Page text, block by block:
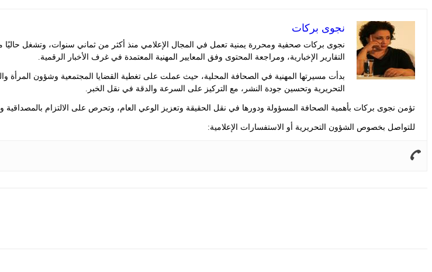
نجوى بركات
نجوى بركات صحفية ومحررة يمنية تعمل في المجال الإعلامي منذ أكثر من ثماني سنوات، وتشغل
التقارير الإخبارية، ومراجعة المحتوى وفق المعايير المهنية المعتمدة في غرف الأخبار الرقمية.
بدأت مسيرتها المهنية في الصحافة المحلية، حيث عملت على تغطية القضايا المجتمعية وشؤون
التحريرية وتحسين جودة النشر، مع التركيز على السرعة والدقة في نقل الخبر.
تؤمن نجوى بركات بأهمية الصحافة المسؤولة ودورها في نقل الحقيقة وتعزيز الوعي العام، وتحرص على الالتزام بالمصداقية
للتواصل بخصوص الشؤون التحريرية أو الاستفسارات الإعلامية: